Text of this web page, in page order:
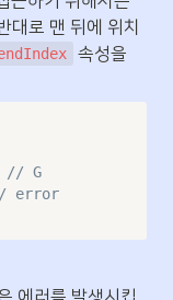
대로 맨 뒤에 위치
속성을
// G
error